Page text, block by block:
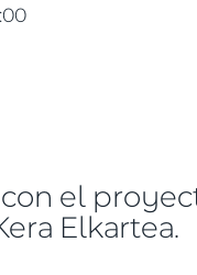
el
Elkartea.